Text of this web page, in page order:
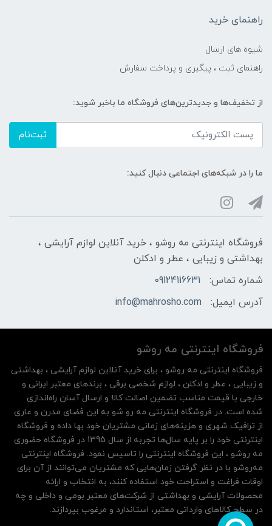
راهنمای خرید
شیوه های ارسال
راهنمای ثبت ، پیگیری و پرداخت سفارش
از تخفیف‌ها و جدیدترین‌های فروشگاه ما باخبر شوید:
ثبت‌نام
ما را در شبکه‌های اجتماعی دنبال کنید:
فروشگاه اینترنتی مه‌ رو‌شو ، خرید آنلاین لوازم آرایشی ،
بهداشتی و زیبایی ، عطر و ادکلن
شماره تماس:
09124116631
آدرس ایمیل:
info@mahrosho.com
فروشگاه اینترنتی مه‌ رو‌شو
فروشگاه اینترنتی مه‌ رو‌شو ، برای خرید آنلاین لوازم آرایشی ، بهداشتی
و زیبایی ، عطر و ادکلن ، لوازم شخصی برقی ، برندهای معتبر ایرانی و
خارجی با قیمت مناسب تضمین اصالت کالا و ارسال آسان راه‌اندازی
شده است. در فروشگاه اینترنتی مه رو شو به این فضای مدرن و عاری
از ترافیک شهری و هزینه‌های زمانی مشتریان خود بها داده و فروشگاه
اینترنتی خود را بر پایه سال‌ها تجربه از سال 1395 در فروشگاه حضوری
مه روشو ، این فروشگاه اینترنتی را تاسیس نمود. فروشگاه اینترنتی
مه‌رو‌شو با در نظر گرفتن زمان‌هایی که مشتریان می‌توانند از آن‌ برای
اوقات فراغت و استراحت خود استفاده کنند، به انتخاب و ارائه
محصولات آرایشی و بهداشتی از شرکت‌های معتبر بومی و داخلی و چه
در سطح کالاهای وارداتی معتبر، استاندارد و مرغوب بپردازند.